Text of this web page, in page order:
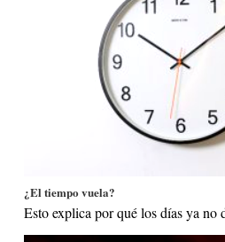
¿El tiempo vuela?
Esto explica por qué los días ya no